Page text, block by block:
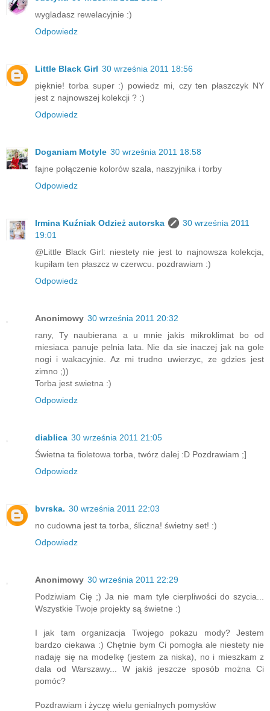
wygladasz rewelacyjnie :)
Odpowiedz
Little Black Girl 30 września 2011 18:56
pięknie! torba super :) powiedz mi, czy ten płaszczyk NY
jest z najnowszej kolekcji ? :)
Odpowiedz
Doganiam Motyle 30 września 2011 18:58
fajne połączenie kolorów szala, naszyjnika i torby
Odpowiedz
Irmina Kuźniak Odzież autorska
30 września 2011
19:01
@Little Black Girl: niestety nie jest to najnowsza kolekcja,
kupiłam ten płaszcz w czerwcu. pozdrawiam :)
Odpowiedz
Anonimowy 30 września 2011 20:32
rany, Ty naubierana a u mnie jakis mikroklimat bo od
miesiaca panuje pelnia lata. Nie da sie inaczej jak na gole
nogi i wakacyjnie. Az mi trudno uwierzyc, ze gdzies jest
zimno ;))
Torba jest swietna :)
Odpowiedz
diablica 30 września 2011 21:05
Świetna ta fioletowa torba, twórz dalej :D Pozdrawiam ;]
Odpowiedz
bvrska. 30 września 2011 22:03
no cudowna jest ta torba, śliczna! świetny set! :)
Odpowiedz
Anonimowy 30 września 2011 22:29
Podziwiam Cię ;) Ja nie mam tyle cierpliwości do szycia...
Wszystkie Twoje projekty są świetne :)
I jak tam organizacja Twojego pokazu mody? Jestem
bardzo ciekawa :) Chętnie bym Ci pomogła ale niestety nie
nadaję się na modelkę (jestem za niska), no i mieszkam z
dala od Warszawy... W jakiś jeszcze sposób można Ci
pomóc?
Pozdrawiam i życzę wielu genialnych pomysłów